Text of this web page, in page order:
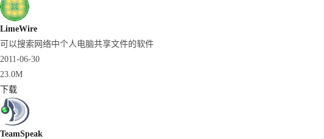
LimeWire
可以搜索网络中个人电脑共享文件的软件
2011-06-30
23.0M
下载
TeamSpeak